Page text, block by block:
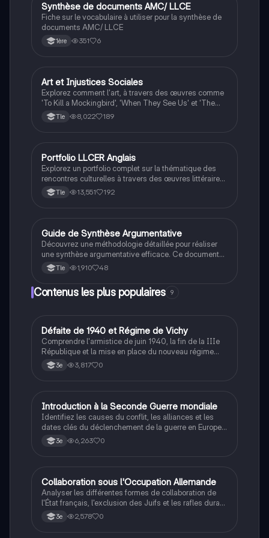
Anglais
Synthèse de documents AMC/ LLCE
Fiche sur le vocabulaire à utiliser pour la synthèse de
documents AMC/ LLCE
1ère 351 6
LLCE Ang
Art et Injustices Sociales
Explorez comment l'art, à travers des œuvres comme
'To Kill a Mockingbird', 'When They See Us' et 'The
Handmaid's Tale', dénonce les injustices sociales aux
États-Unis. Cette présentation aborde également le
Tle 8,022 189
LLCE Ang
Portfolio LLCER Anglais
Explorez un portfolio complet sur la thématique des
rencontres culturelles à travers des œuvres littéraires
et cinématographiques. Ce document inclut des
analyses de 'Dr. Jekyll and Mr. Hyde', 'The Curious
Swan'. Idéal pour les étudiants en LLCER anglais
cherchant à approfondir leur compréhension des
représentations de la différence et de la tolérance
dans l'art.
Tle 13,551 192
Anglais
Guide de Synthèse Argumentative
Découvrez une méthodologie détaillée pour réaliser
une synthèse argumentative efficace. Ce document
couvre les étapes essentielles, de la sélection du
sujet à la rédaction de l'introduction et de la
organiser par similitudes et oppositions, et à éviter la
et en analyse de documents.
Tle 1,910 48
Contenus les plus populaires 9
DHistoire
Défaite de 1940 et Régime de Vichy
Comprendre l'armistice de juin 1940, la fin de la IIIe
République et la mise en place du nouveau régime
autoritaire de Philippe Pétain.
3e 3,817 0
IHistoire
Introduction à la Seconde Guerre mondiale
Identifiez les causes du conflit, les alliances et les
dates clés du déclenchement de la guerre en Europe
et dans le Pacifique.
3e 6,263 0
CHistoire
Collaboration sous l'Occupation Allemande
Analyser les différentes formes de collaboration de
l'État français, l'exclusion des Juifs et les rafles durant
la Seconde Guerre mondiale.
3e 2,578 0